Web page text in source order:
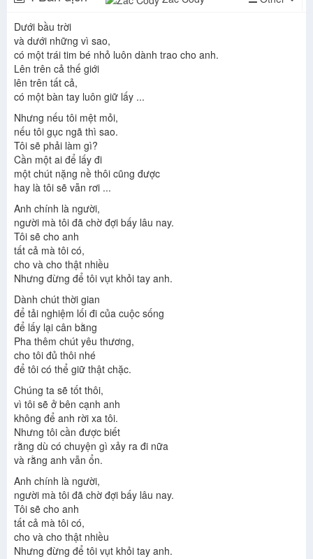
Dưới bầu trời
và dưới những vì sao,
có một trái tim bé nhỏ luôn dành trao cho anh.
Lên trên cả thế giới
lên trên tất cả,
có một bàn tay luôn giữ lấy ...
Nhưng nếu tôi mệt mỏi,
nếu tôi gục ngã thì sao.
Tôi sẽ phải làm gì?
Cần một ai để lấy đi
một chút nặng nề thôi cũng được
hay là tôi sẽ vẫn rơi ...
Anh chính là người,
người mà tôi đã chờ đợi bấy lâu nay.
Tôi sẽ cho anh
tất cả mà tôi có,
cho và cho thật nhiều
Nhưng đừng để tôi vụt khỏi tay anh.
Dành chút thời gian
để tải nghiệm lối đi của cuộc sống
để lấy lại cân bằng
Pha thêm chút yêu thương,
cho tôi đủ thôi nhé
để tôi có thể giữ thật chặc.
Chúng ta sẽ tốt thôi,
vì tôi sẽ ở bên cạnh anh
không để anh rời xa tôi.
Nhưng tôi cần được biết
rằng dù có chuyện gì xảy ra đi nữa
và rằng anh vẫn ổn.
Anh chính là người,
người mà tôi đã chờ đợi bấy lâu nay.
Tôi sẽ cho anh
tất cả mà tôi có,
cho và cho thật nhiều
Nhưng đừng để tôi vụt khỏi tay anh.